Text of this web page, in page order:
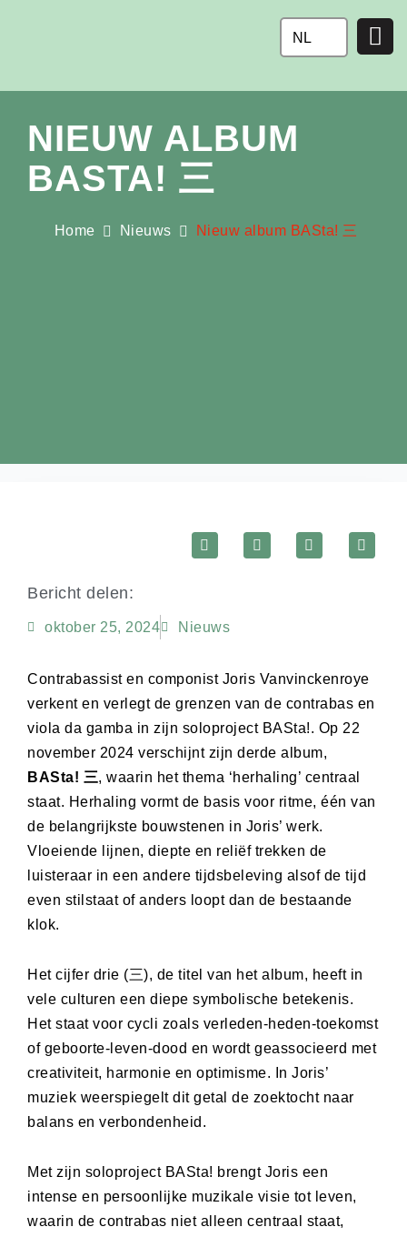
NL
NIEUW ALBUM
BASTA! 三
Home Nieuws Nieuw album BASta! 三
Bericht delen:
oktober 25, 2024 Nieuws
Contrabassist en componist Joris Vanvinckenroye
verkent en verlegt de grenzen van de contrabas en
viola da gamba in zijn soloproject BASta!. Op 22
november 2024 verschijnt zijn derde album,
BASta! 三, waarin het thema ‘herhaling’ centraal
staat. Herhaling vormt de basis voor ritme, één van
de belangrijkste bouwstenen in Joris’ werk.
Vloeiende lijnen, diepte en reliëf trekken de
luisteraar in een andere tijdsbeleving alsof de tijd
even stilstaat of anders loopt dan de bestaande
klok.
Het cijfer drie (三), de titel van het album, heeft in
vele culturen een diepe symbolische betekenis.
Het staat voor cycli zoals verleden-heden-toekomst
of geboorte-leven-dood en wordt geassocieerd met
creativiteit, harmonie en optimisme. In Joris’
muziek weerspiegelt dit getal de zoektocht naar
balans en verbondenheid.
Met zijn soloproject BASta! brengt Joris een
intense en persoonlijke muzikale visie tot leven,
waarin de contrabas niet alleen centraal staat,